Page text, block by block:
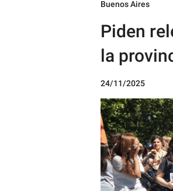
Buenos Aires
Piden
la
24/11/2025